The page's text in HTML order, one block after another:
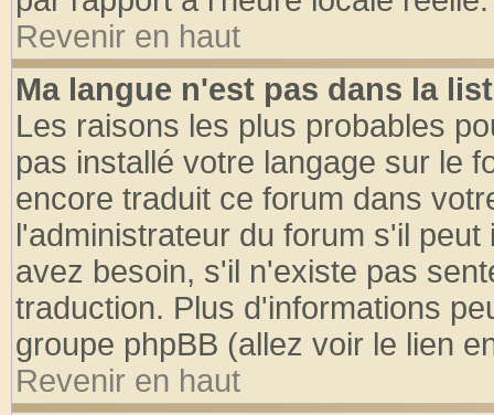
Revenir en haut
Ma langue n'est pas dans la
Les raisons les plus probables
pas installé votre langage sur le
encore traduit ce forum dans
l'administrateur du forum s'il
avez besoin, s'il n'existe pas
traduction. Plus d'informations
groupe phpBB (allez voir le lien
Revenir en haut